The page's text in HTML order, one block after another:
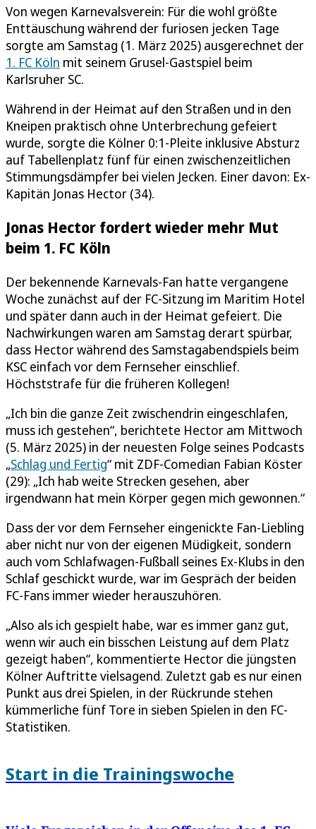
Von wegen Karnevalsverein: Für die wohl größte
Enttäuschung während der furiosen jecken Tage
sorgte am Samstag (1. März 2025) ausgerechnet der
1. FC Köln mit seinem Grusel-Gastspiel beim
Karlsruher SC.
Während in der Heimat auf den Straßen und in den
Kneipen praktisch ohne Unterbrechung gefeiert
wurde, sorgte die Kölner 0:1-Pleite inklusive Absturz
auf Tabellenplatz fünf für einen zwischenzeitlichen
Stimmungsdämpfer bei vielen Jecken. Einer davon: Ex-
Kapitän Jonas Hector (34).
Jonas Hector fordert wieder mehr Mut
beim 1. FC Köln
Der bekennende Karnevals-Fan hatte vergangene
Woche zunächst auf der FC-Sitzung im Maritim Hotel
und später dann auch in der Heimat gefeiert. Die
Nachwirkungen waren am Samstag derart spürbar,
dass Hector während des Samstagabendspiels beim
KSC einfach vor dem Fernseher einschlief.
Höchststrafe für die früheren Kollegen!
„Ich bin die ganze Zeit zwischendrin eingeschlafen,
muss ich gestehen“, berichtete Hector am Mittwoch
(5. März 2025) in der neuesten Folge seines Podcasts
„Schlag und Fertig“ mit ZDF-Comedian Fabian Köster
(29): „Ich hab weite Strecken gesehen, aber
irgendwann hat mein Körper gegen mich gewonnen.“
Dass der vor dem Fernseher eingenickte Fan-Liebling
aber nicht nur von der eigenen Müdigkeit, sondern
auch vom Schlafwagen-Fußball seines Ex-Klubs in den
Schlaf geschickt wurde, war im Gespräch der beiden
FC-Fans immer wieder herauszuhören.
„Also als ich gespielt habe, war es immer ganz gut,
wenn wir auch ein bisschen Leistung auf dem Platz
gezeigt haben“, kommentierte Hector die jüngsten
Kölner Auftritte vielsagend. Zuletzt gab es nur einen
Punkt aus drei Spielen, in der Rückrunde stehen
kümmerliche fünf Tore in sieben Spielen in den FC-
Statistiken.
Start in die Trainingswoche